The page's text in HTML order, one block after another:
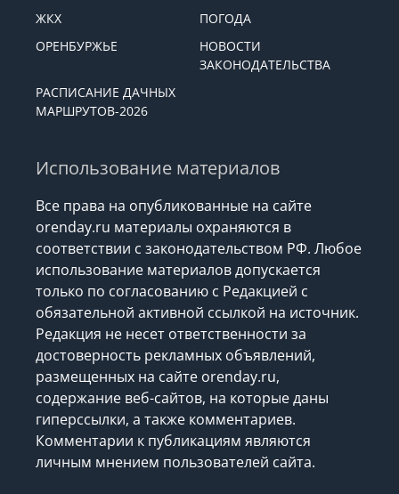
ЖКХ
ПОГОДА
ОРЕНБУРЖЬЕ
НОВОСТИ
ЗАКОНОДАТЕЛЬСТВА
РАСПИСАНИЕ ДАЧНЫХ
МАРШРУТОВ-2026
Использование материалов
Все права на опубликованные на сайте
orenday.ru материалы охраняются в
соответствии с законодательством РФ. Любое
использование материалов допускается
только по согласованию с Редакцией с
обязательной активной ссылкой на источник.
Редакция не несет ответственности за
достоверность рекламных объявлений,
размещенных на сайте orenday.ru,
содержание веб-сайтов, на которые даны
гиперссылки, а также комментариев.
Комментарии к публикациям являются
личным мнением пользователей сайта.